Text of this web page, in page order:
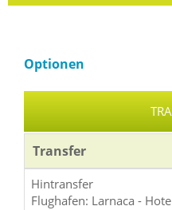
Optionen
Transfer
Hintransfer
Flughafen: Larnaca -